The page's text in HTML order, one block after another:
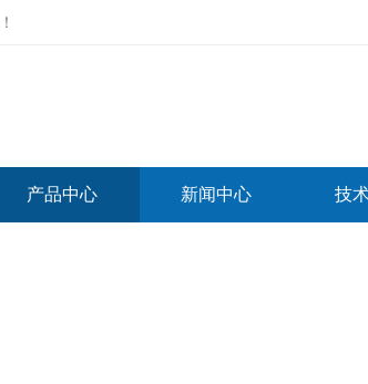
！
产品中心 新闻中心 技